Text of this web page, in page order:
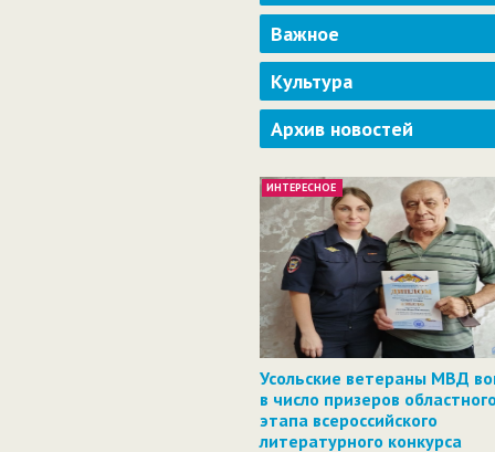
Важное
Культура
Архив новостей
ИНТЕРЕСНОЕ
Усольские ветераны МВД
в число призеров
этапа всероссийского
литературного конкурса